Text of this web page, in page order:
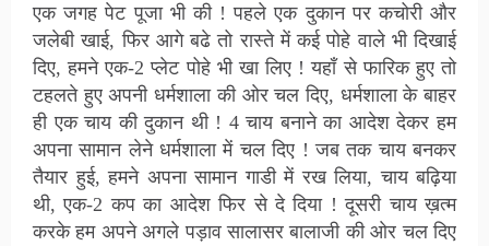
एक जगह पेट पूजा भी की ! पहले एक दुकान पर कचोरी और
जलेबी खाई, फिर आगे बढे तो रास्ते में कई पोहे वाले भी दिखाई
दिए, हमने एक-2 प्लेट पोहे भी खा लिए ! यहाँ से फारिक हुए तो
टहलते हुए अपनी धर्मशाला की ओर चल दिए, धर्मशाला के बाहर
ही एक चाय की दुकान थी ! 4 चाय बनाने का आदेश देकर हम
अपना सामान लेने धर्मशाला में चल दिए ! जब तक चाय बनकर
तैयार हुई, हमने अपना सामान गाडी में रख लिया, चाय बढ़िया
थी, एक-2 कप का आदेश फिर से दे दिया ! दूसरी चाय ख़त्म
करके हम अपने अगले पड़ाव सालासर बालाजी की ओर चल दिए